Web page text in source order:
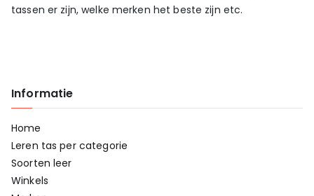
tassen er zijn, welke merken het beste zijn etc.
Informatie
Home
Leren tas per categorie
Soorten leer
Winkels